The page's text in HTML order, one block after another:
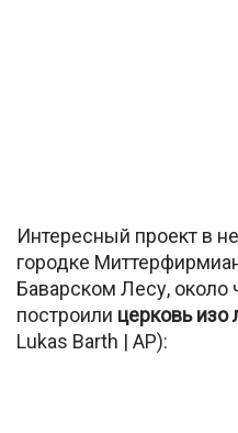
Интересный проект в
городке
Баварском Лесу, около
построили церковь изо
Lukas Barth | AP):